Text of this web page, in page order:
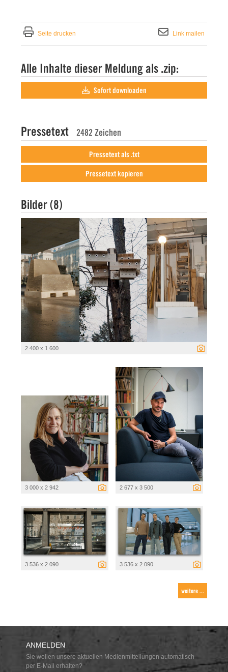
Seite drucken Link mailen
Alle Inhalte dieser Meldung als .zip:
Sofort downloaden
Pressetext 2482 Zeichen
Pressetext als .txt
Pressetext kopieren
Bilder (8)
2 400 x 1 600
3 000 x 2 942 2 677 x 3 500
3 536 x 2 090 3 536 x 2 090
weitere ...
ANMELDEN
Sie wollen unsere aktuellen Medienmitteilungen automatisch
per E-Mail erhalten?